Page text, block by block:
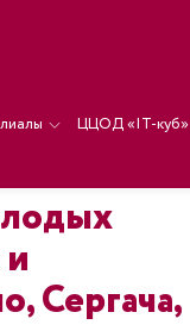
ЦЦОД «IT-куб»
Сергача,